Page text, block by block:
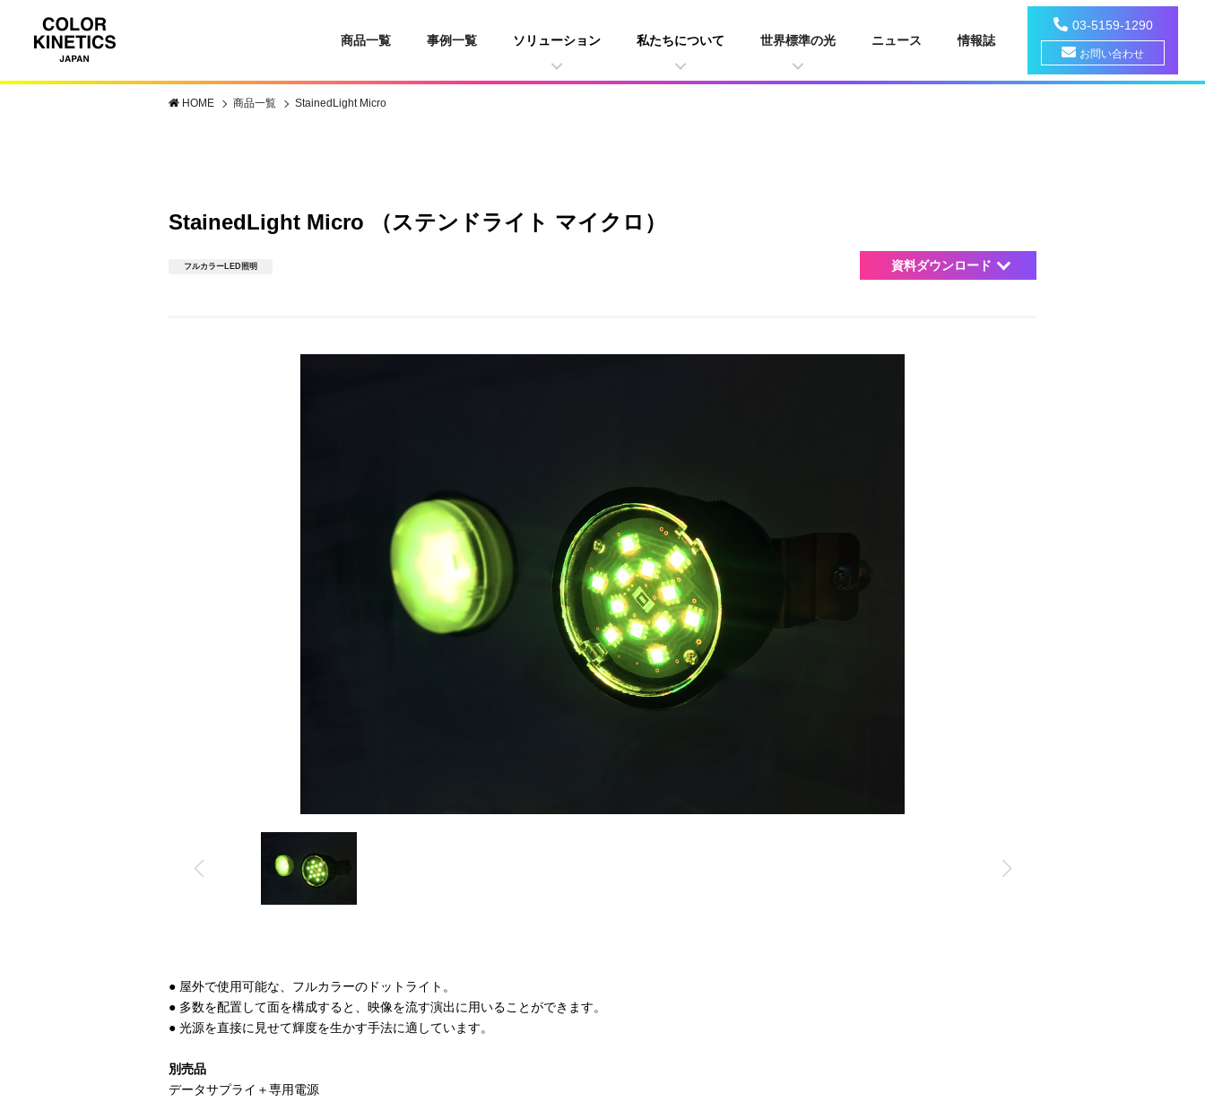
商品一覧 事例一覧 ソリューション 私たちについて 世界標準の光 ニュース 情報誌
03-5159-1290
お問い合わせ
HOME 商品一覧 StainedLight Micro
StainedLight Micro （ステンドライト マイクロ）
フルカラーLED照明 資料ダウンロード
● 屋外で使用可能な、フルカラーのドットライト。
● 多数を配置して面を構成すると、映像を流す演出に用いることができます。
● 光源を直接に見せて輝度を生かす手法に適しています。
別売品
データサプライ＋専用電源